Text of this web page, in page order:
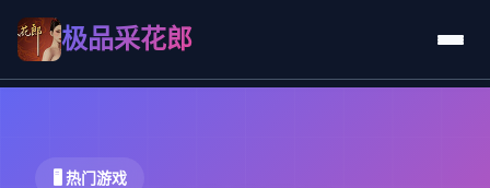
极品采花郎
🖥️ 热门游戏